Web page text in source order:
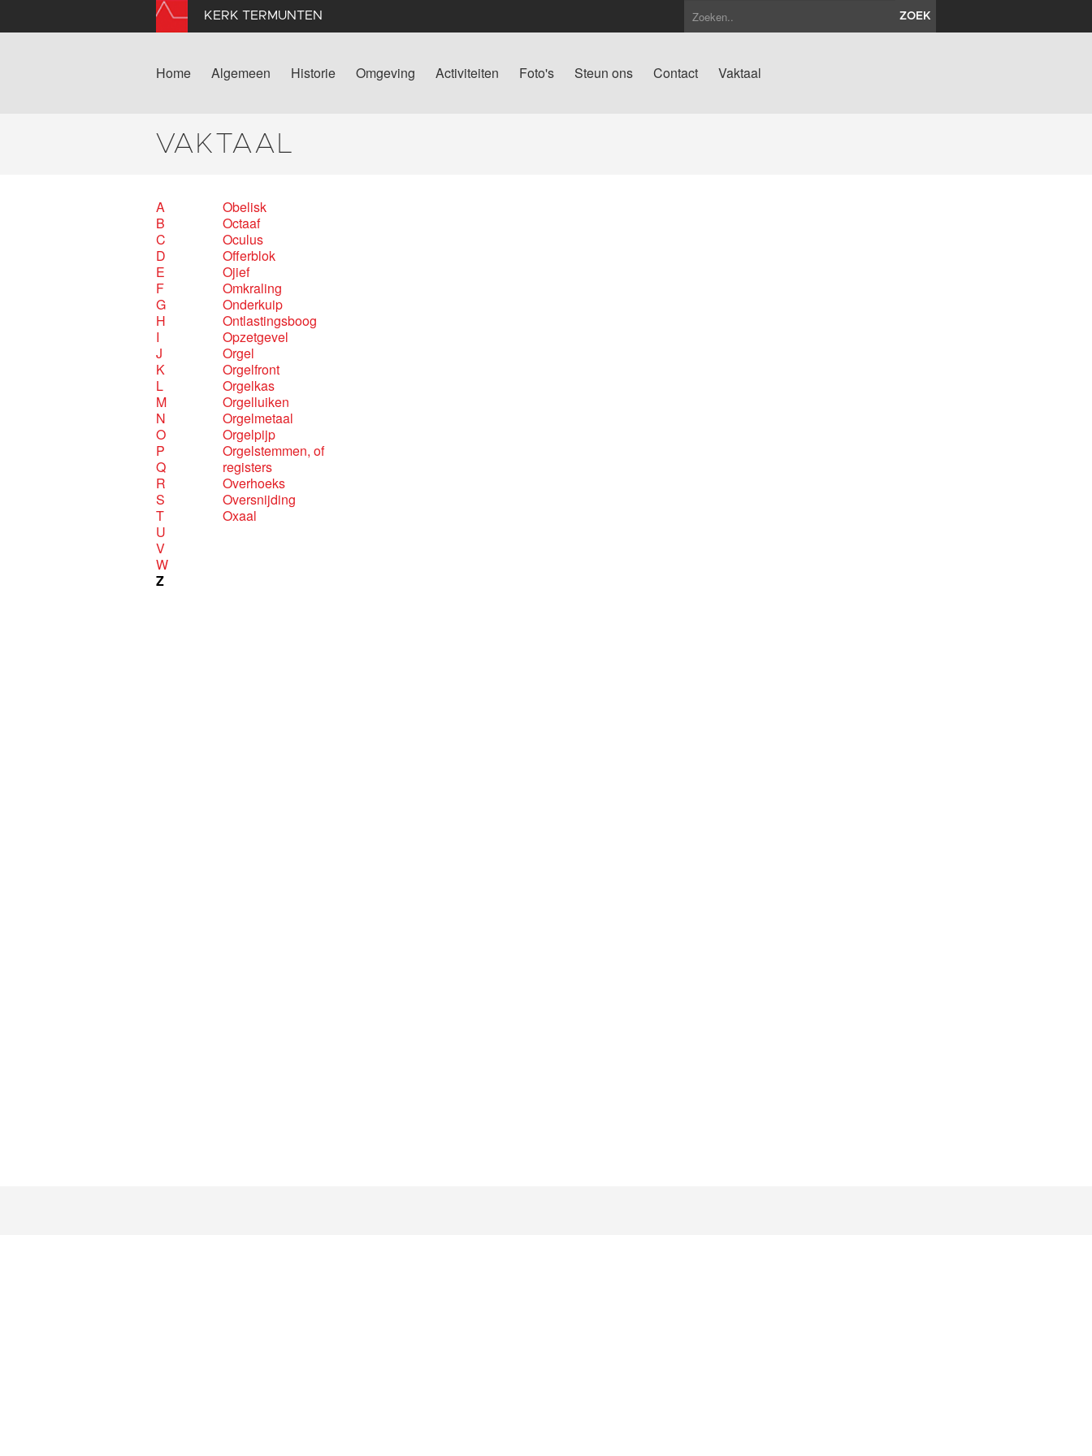
KERK TERMUNTEN ZOEK
Home Algemeen Historie Omgeving Activiteiten Foto's Steun ons Contact Vaktaal
VAKTAAL
A
B
C
D
E
F
G
H
I
J
K
L
M
N
O
P
Q
R
S
T
U
V
W
Z
Obelisk
Octaaf
Oculus
Offerblok
Ojief
Omkraling
Onderkuip
Ontlastingsboog
Opzetgevel
Orgel
Orgelfront
Orgelkas
Orgelluiken
Orgelmetaal
Orgelpijp
Orgelstemmen, of
registers
Overhoeks
Oversnijding
Oxaal